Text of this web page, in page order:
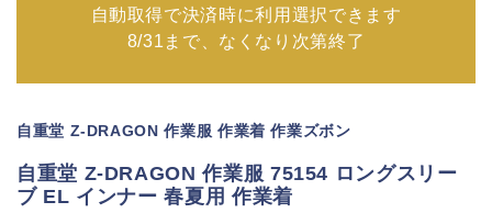
自動取得で決済時に利用選択できます
8/31まで、なくなり次第終了
自重堂 Z-DRAGON 作業服 作業着 作業ズボン
自重堂 Z-DRAGON 作業服 75154 ロングスリー
ブ EL インナー 春夏用 作業着